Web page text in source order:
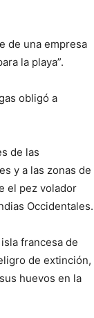
de una empresa
la playa”.
obligó a
de las
y a las zonas de
el pez volador
Occidentales.
francesa de
de extinción,
huevos en la